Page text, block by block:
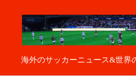
海外のサッカーニュース&世界